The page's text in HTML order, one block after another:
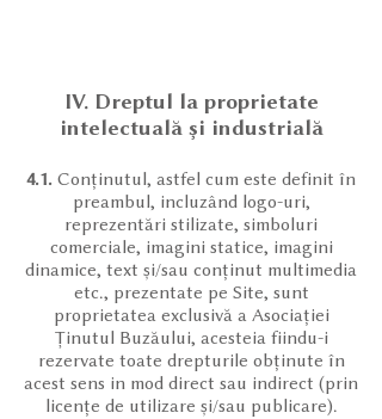
IV. Dreptul la proprietate
intelectuală și industrială
4.1. Conținutul, astfel cum este definit în
preambul, incluzând logo-uri,
reprezentări stilizate, simboluri
comerciale, imagini statice, imagini
dinamice, text și/sau conținut multimedia
etc., prezentate pe Site, sunt
proprietatea exclusivă a Asociației
Ținutul Buzăului, acesteia fiindu-i
rezervate toate drepturile obținute în
acest sens in mod direct sau indirect (prin
licențe de utilizare și/sau publicare).